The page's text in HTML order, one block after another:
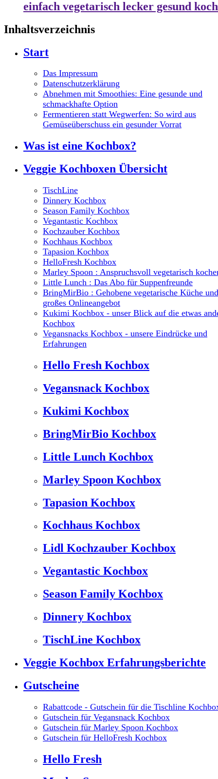
einfach vegetarisch lecker gesund
Inhaltsverzeichnis
Start
Das Impressum
Datenschutzerklärung
Abnehmen mit Smoothies: Eine gesunde und
schmackhafte Option
Fermentieren statt Wegwerfen: So wird aus
Gemüseüberschuss ein gesunder Vorrat
Was ist eine Kochbox?
Veggie Kochboxen Übersicht
TischLine
Dinnery Kochbox
Season Family Kochbox
Vegantastic Kochbox
Kochzauber Kochbox
Kochhaus Kochbox
Tapasion Kochbox
HelloFresh Kochbox
Marley Spoon : Anspruchsvoll vegetarisch
Little Lunch : Das Abo für Suppenfreunde
BringMirBio : Gehobene vegetarische Küche und
großes Onlineangebot
Kukimi Kochbox - unser Blick auf die etwas
Kochbox
Vegansnacks Kochbox - unsere Eindrücke und
Erfahrungen
Hello Fresh Kochbox
Vegansnack Kochbox
Kukimi Kochbox
BringMirBio Kochbox
Little Lunch Kochbox
Marley Spoon Kochbox
Tapasion Kochbox
Kochhaus Kochbox
Lidl Kochzauber Kochbox
Vegantastic Kochbox
Season Family Kochbox
Dinnery Kochbox
TischLine Kochbox
Veggie Kochbox Erfahrungsberichte
Gutscheine
Rabattcode - Gutschein für die Tischline
Gutschein für Vegansnack Kochbox
Gutschein für Marley Spoon Kochbox
Gutschein für HelloFresh Kochbox
Hello Fresh